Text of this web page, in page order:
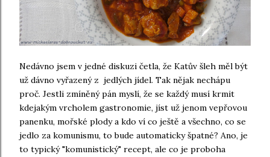
Nedávno jsem v jedné diskuzi četla, že Katův šleh měl být
už dávno vyřazený z jedlých jídel. Tak nějak nechápu
proč. Jestli zmíněný pán myslí, že se každý musí krmit
kdejakým vrcholem gastronomie, jíst už jenom vepřovou
panenku, mořské plody a kdo ví co ještě a všechno, co se
jedlo za komunismu, to bude automaticky špatné? Ano, je
to typický "komunistický" recept, ale co je proboha